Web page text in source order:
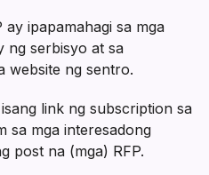
ipapamahagi sa mga
ng serbisyo at sa
website ng sentro.
link ng subscription sa
sa mga interesadong
post na (mga) RFP.